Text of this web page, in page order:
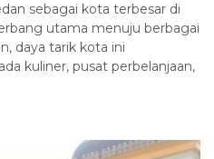
sebagai kota terbesar di
utama menuju berbagai
daya tarik kota ini
kuliner, pusat perbelanjaan,